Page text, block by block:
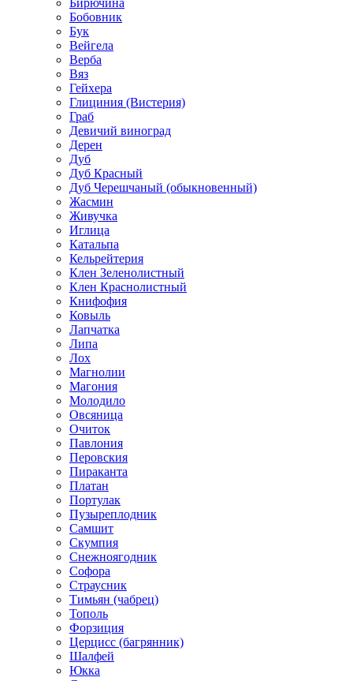
Бирючина
Бобовник
Бук
Вейгела
Верба
Вяз
Гейхера
Глициния (Вистерия)
Граб
Девичий виноград
Дерен
Дуб
Дуб Красный
Дуб Черешчаный (обыкновенный)
Жасмин
Живучка
Иглица
Катальпа
Кельрейтерия
Клен Зеленолистный
Клен Краснолистный
Книфофия
Ковыль
Лапчатка
Липа
Лох
Магнолии
Магония
Молодило
Овсяница
Очиток
Павлония
Перовския
Пираканта
Платан
Портулак
Пузыреплодник
Самшит
Скумпия
Снежноягодник
Софора
Страусник
Тимьян (чабрец)
Тополь
Форзиция
Церцисс (багрянник)
Шалфей
Юкка